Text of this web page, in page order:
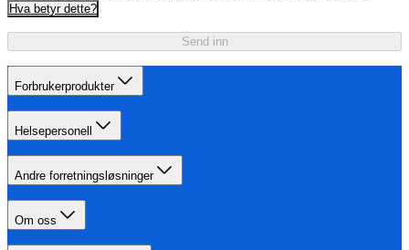
Hva betyr dette?
Send inn
Forbrukerprodukter
Helsepersonell
Andre forretningsløsninger
Om oss